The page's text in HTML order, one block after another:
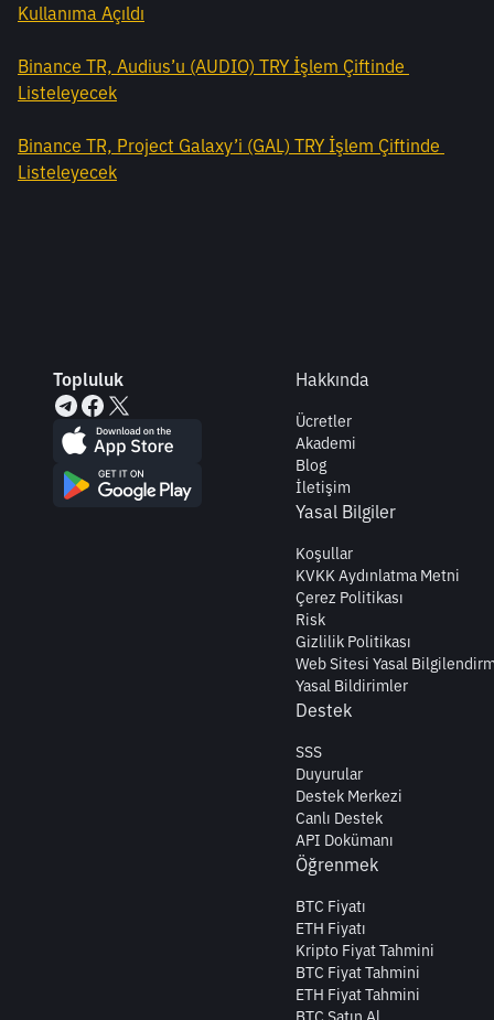
Kullanıma Açıldı
Binance TR, Audius’u (AUDIO) TRY İşlem Çiftinde
Listeleyecek
Binance TR, Project Galaxy’i (GAL) TRY İşlem Çiftinde
Listeleyecek
Topluluk Hakkında
Ücretler
Akademi
Blog
İletişim
Yasal Bilgiler
Koşullar
KVKK Aydınlatma Metni
Çerez Politikası
Risk
Gizlilik Politikası
Web Sitesi Yasal
Yasal Bildirimler
Destek
SSS
Duyurular
Destek Merkezi
Canlı Destek
API Dokümanı
Öğrenmek
BTC Fiyatı
ETH Fiyatı
Kripto Fiyat Tahmini
BTC Fiyat Tahmini
ETH Fiyat Tahmini